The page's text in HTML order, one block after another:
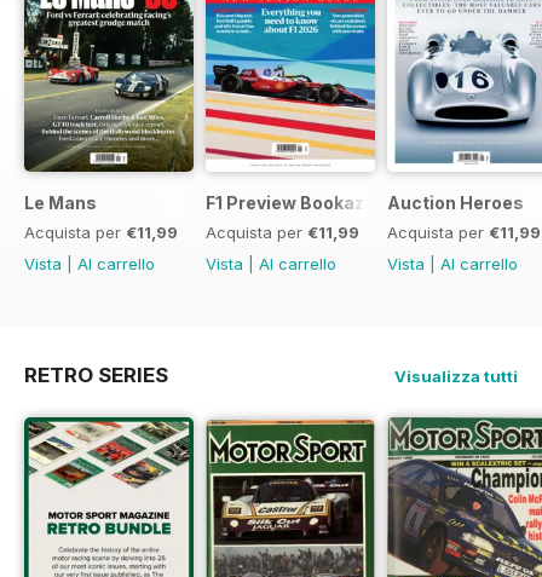
Le Mans
Acquista per €11,99
Vista
Al carrello
F1 Preview Bookazine
Acquista per €11,99
Vista
Al carrello
Auction Heroes
Acquista per €11,99
Vista
Al carrello
RETRO SERIES Visualizza tutti